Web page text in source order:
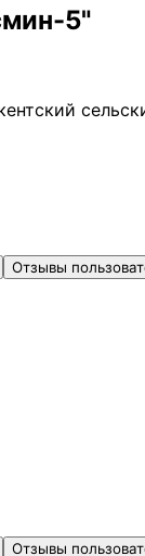
5"
Отзывы
Отзывы